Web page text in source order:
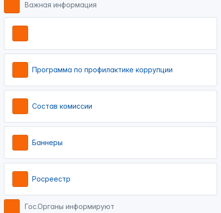
Важная информация
Программа по профилактике коррупции
Состав комиссии
Баннеры
Росреестр
Гос.Органы информируют